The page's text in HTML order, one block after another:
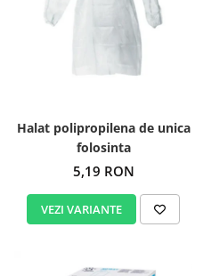
Halat polipropilena de unica
folosinta
5,19 RON
VEZI VARIANTE